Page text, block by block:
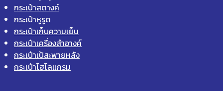
กระเป๋าสตางค์
กระเป๋าหูรูด
กระเป๋าเก็บความเย็น
กระเป๋าเครื่องสำอางค์
กระเป๋าเป้สะพายหลัง
กระเป๋าโฮโลแกรม